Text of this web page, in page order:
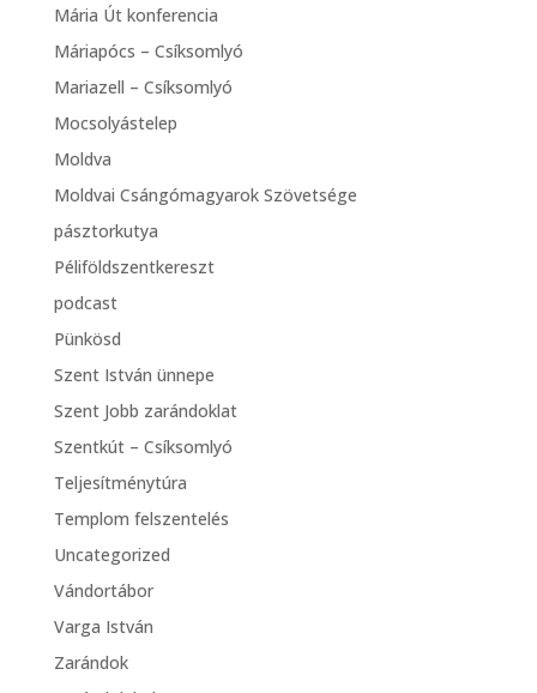
Mária Út konferencia
Máriapócs – Csíksomlyó
Mariazell – Csíksomlyó
Mocsolyástelep
Moldva
Moldvai Csángómagyarok Szövetsége
pásztorkutya
Péliföldszentkereszt
podcast
Pünkösd
Szent István ünnepe
Szent Jobb zarándoklat
Szentkút – Csíksomlyó
Teljesítménytúra
Templom felszentelés
Uncategorized
Vándortábor
Varga István
Zarándok